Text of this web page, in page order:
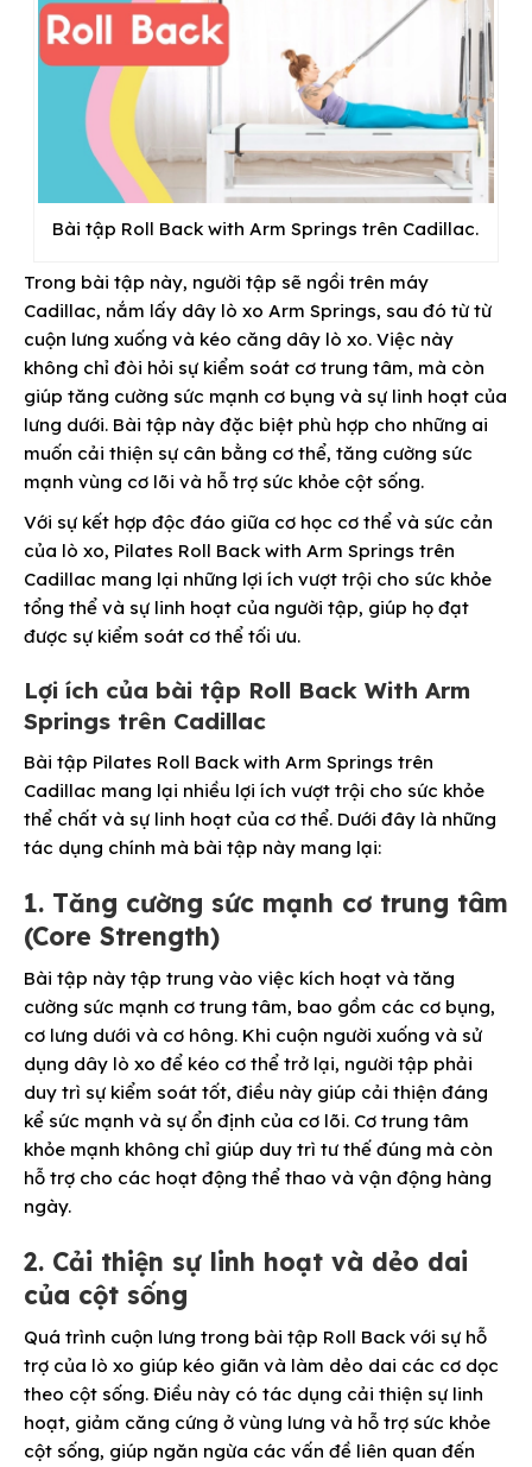
Bài tập Roll Back with Arm Springs trên Cadillac.
Trong bài tập này, người tập sẽ ngồi trên máy
Cadillac, nắm lấy dây lò xo Arm Springs, sau đó từ từ
cuộn lưng xuống và kéo căng dây lò xo. Việc này
không chỉ đòi hỏi sự kiểm soát cơ trung tâm, mà còn
giúp tăng cường sức mạnh cơ bụng và sự linh hoạt của
lưng dưới. Bài tập này đặc biệt phù hợp cho những ai
muốn cải thiện sự cân bằng cơ thể, tăng cường sức
mạnh vùng cơ lõi và hỗ trợ sức khỏe cột sống.
Với sự kết hợp độc đáo giữa cơ học cơ thể và sức cản
của lò xo, Pilates Roll Back with Arm Springs trên
Cadillac mang lại những lợi ích vượt trội cho sức khỏe
tổng thể và sự linh hoạt của người tập, giúp họ đạt
được sự kiểm soát cơ thể tối ưu.
Lợi ích của bài tập Roll Back With Arm
Springs trên Cadillac
Bài tập Pilates Roll Back with Arm Springs trên
Cadillac mang lại nhiều lợi ích vượt trội cho sức khỏe
thể chất và sự linh hoạt của cơ thể. Dưới đây là những
tác dụng chính mà bài tập này mang lại:
1. Tăng cường sức mạnh cơ trung tâm
(Core Strength)
Bài tập này tập trung vào việc kích hoạt và tăng
cường sức mạnh cơ trung tâm, bao gồm các cơ bụng,
cơ lưng dưới và cơ hông. Khi cuộn người xuống và sử
dụng dây lò xo để kéo cơ thể trở lại, người tập phải
duy trì sự kiểm soát tốt, điều này giúp cải thiện đáng
kể sức mạnh và sự ổn định của cơ lõi. Cơ trung tâm
khỏe mạnh không chỉ giúp duy trì tư thế đúng mà còn
hỗ trợ cho các hoạt động thể thao và vận động hàng
ngày.
2. Cải thiện sự linh hoạt và dẻo dai
của cột sống
Quá trình cuộn lưng trong bài tập Roll Back với sự hỗ
trợ của lò xo giúp kéo giãn và làm dẻo dai các cơ dọc
theo cột sống. Điều này có tác dụng cải thiện sự linh
hoạt, giảm căng cứng ở vùng lưng và hỗ trợ sức khỏe
cột sống, giúp ngăn ngừa các vấn đề liên quan đến